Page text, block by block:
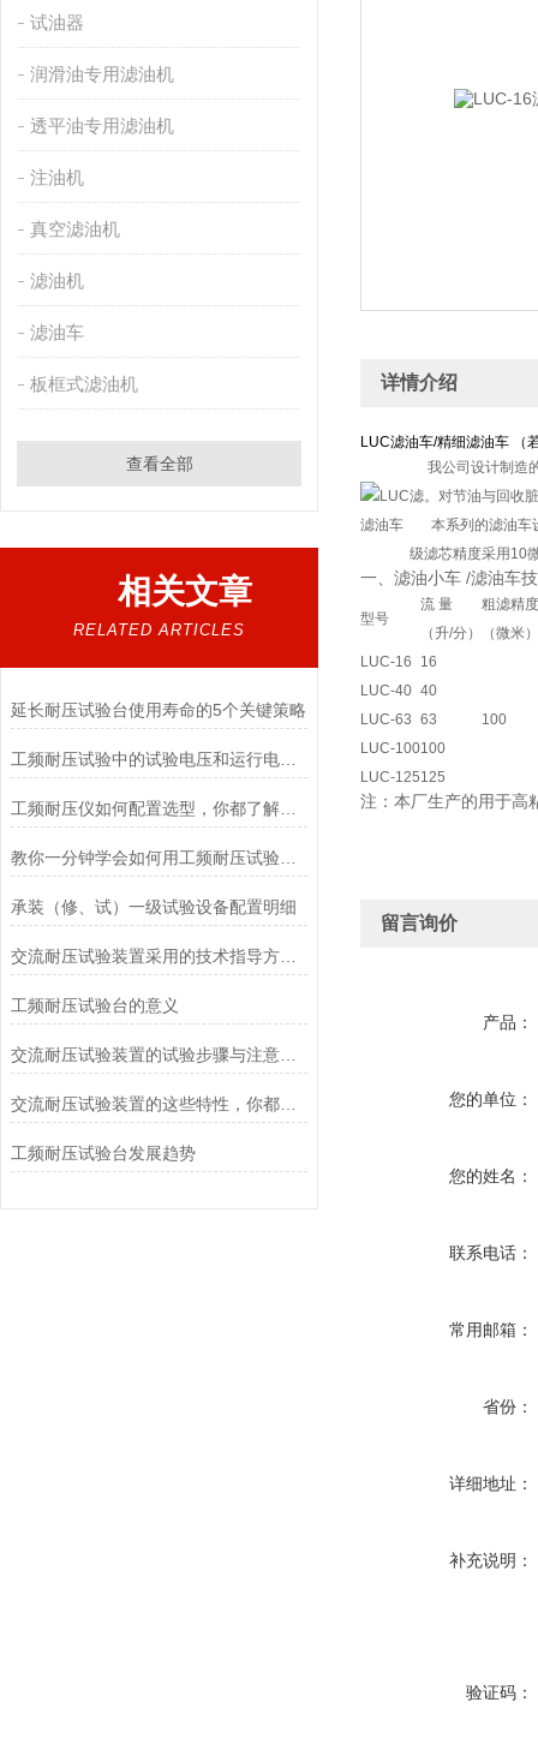
试油器
润滑油专用滤油机
透平油专用滤油机
注油机
真空滤油机
滤油机
滤油车
板框式滤油机
查看全部
相关文章
RELATED ARTICLES
延长耐压试验台使用寿命的5个关键策略
工频耐压试验中的试验电压和运行电压的区别
工频耐压仪如何配置选型，你都了解吗？
教你一分钟学会如何用工频耐压试验装置来打耐压
承装（修、试）一级试验设备配置明细
交流耐压试验装置采用的技术指导方针策略
工频耐压试验台的意义
交流耐压试验装置的试验步骤与注意事项
交流耐压试验装置的这些特性，你都了解吗？
工频耐压试验台发展趋势
详情介绍
LUC滤油车/精细滤油车 （
我公司设计制造
滤。对节油与回收
本系列的滤油车
级滤芯精度采用10
一、滤油小车 /滤油车
型号
流 量
（升/分）
粗滤精度
（微米）
LUC-16
16
100
LUC-40 40
LUC-63 63
LUC-100100
LUC-125125
注：本厂生产的用于高
留言询价
产品：
您的单位：
您的姓名：
联系电话：
常用邮箱：
省份：
详细地址：
补充说明：
验证码：